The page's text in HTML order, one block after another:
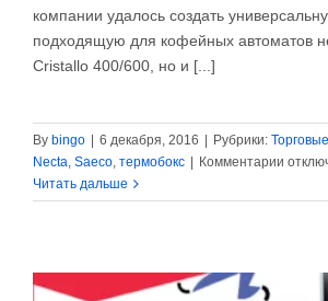
компании удалось создать
подходящую для кофейных автоматов
Сristallo 400/600, но и [...]
By bingo | 6 декабря, 2016 | Рубрики:
Necta, Saeco, термобокс | Комментарии к
Читать дальше